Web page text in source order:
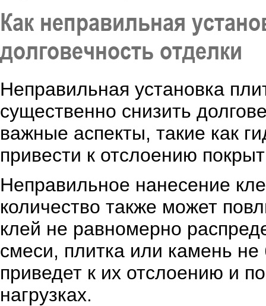
Как неправильная
долговечность отделки
Неправильная установка
существенно снизить
важные аспекты, такие как
привести к отслоению
Неправильное нанесение
количество также может
клей не равномерно
смеси, плитка или камень
приведет к их отслоению и
нагрузках.